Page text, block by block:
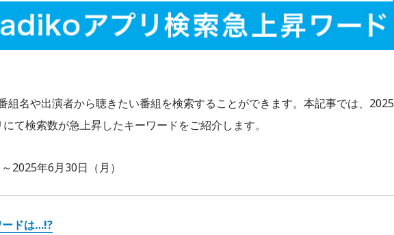
組名や出演者から聴きたい番組を検索することができます。本記事では、2025
て検索数が急上昇したキーワードをご紹介します。
2025年6月30日（月）
ードは…!?